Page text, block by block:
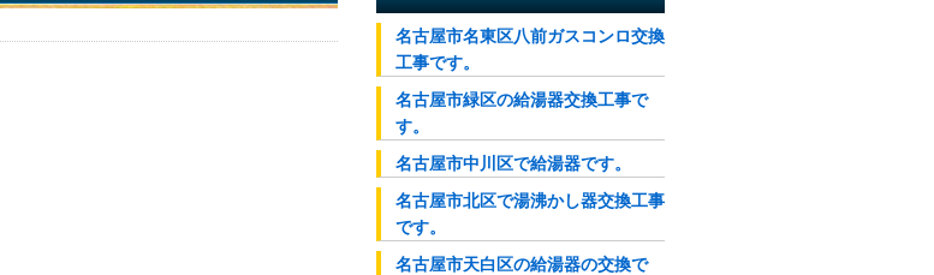
名古屋市名東区八前ガスコンロ交換
工事です。
名古屋市緑区の給湯器交換工事で
す。
名古屋市中川区で給湯器です。
名古屋市北区で湯沸かし器交換工事
です。
名古屋市天白区の給湯器の交換で